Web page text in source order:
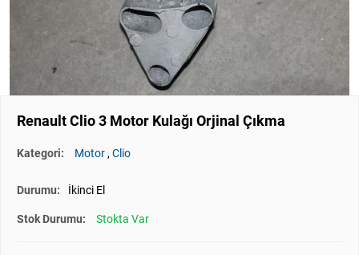
Renault Clio 3 Motor Kulağı Orjinal Çıkma
Kategori: Motor , Clio
Durumu: İkinci El
Stok Durumu: Stokta Var